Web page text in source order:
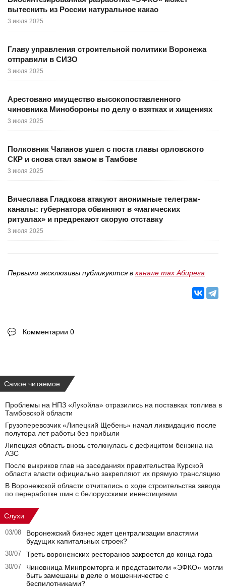
вытеснить из России натуральное какао
3 июля 2025
Главу управления строительной политики Воронежа
отправили в СИЗО
3 июля 2025
Арестовано имущество высокопоставленного
чиновника Минобороны по делу о взятках и хищениях
3 июля 2025
Полковник Чапанов ушел с поста главы орловского
СКР и снова стал замом в Тамбове
3 июля 2025
Вячеслава Гладкова атакуют анонимные телеграм-
каналы: губернатора обвиняют в «магических
ритуалах» и предрекают скорую отставку
3 июля 2025
Первыми эксклюзивы публикуются в канале max Абирега
Комментарии 0
Самое читаемое
Проблемы на НПЗ «Лукойла» отразились на поставках топлива в
Тамбовской области
Грузоперевозчик «Липецкий Щебень» начал ликвидацию после
полутора лет работы без прибыли
Липецкая область вновь столкнулась с дефицитом бензина на
АЗС
После выкриков глав на заседаниях правительства Курской
области власти официально закрепляют их прямую трансляцию
В Воронежской области отчитались о ходе строительства завода
по переработке шин с белорусскими инвестициями
Слухи
03/08
Воронежский бизнес ждет централизации властями
будущих капитальных строек?
30/07 Треть воронежских ресторанов закроется до конца года
30/07
Чиновница Минпромторга и представители «ЭФКО» могли
быть замешаны в деле о мошенничестве с
беспилотниками?